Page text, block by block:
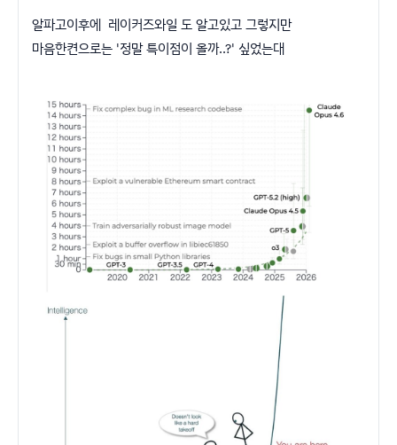
알파고이후에 레이커즈와일 도 알고있고 그렇지만
마음한켠으로는 '정말 특이점이 올까..?' 싶었는대